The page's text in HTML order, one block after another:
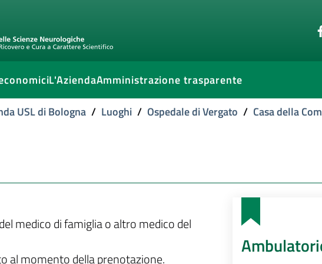
L'AziendaAmministrazione trasparente
USL di Bologna / Luoghi / Ospedale di Vergato / Casa della
medico di famiglia o altro medico del
al momento della prenotazione.